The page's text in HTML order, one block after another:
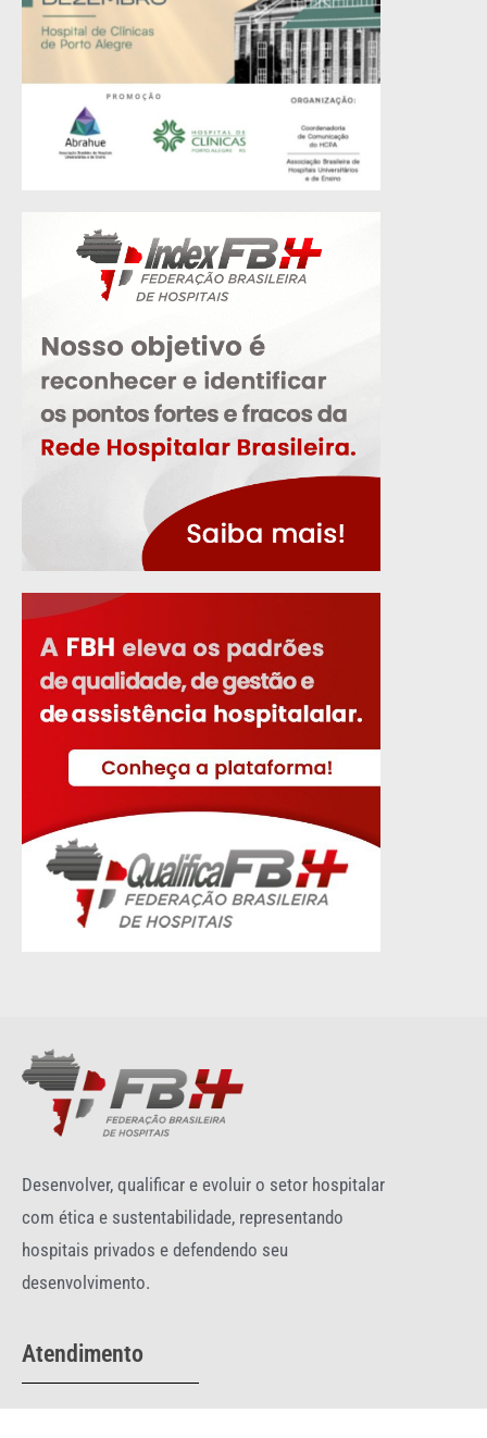
Desenvolver, qualificar e evoluir o setor hospitalar
com ética e sustentabilidade, representando
hospitais privados e defendendo seu
desenvolvimento.
Atendimento